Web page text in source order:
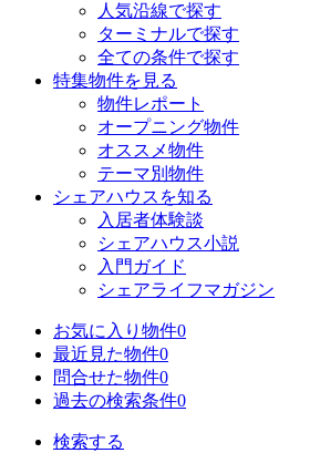
人気沿線で探す
ターミナルで探す
全ての条件で探す
特集物件を見る
物件レポート
オープニング物件
オススメ物件
テーマ別物件
シェアハウスを知る
入居者体験談
シェアハウス小説
入門ガイド
シェアライフマガジン
お気に入り物件0
最近見た物件0
問合せた物件0
過去の検索条件0
検索する